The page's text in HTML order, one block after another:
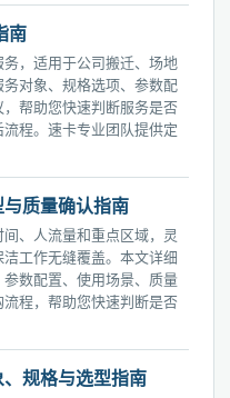
南
，适用于公司搬迁、场地
对象、规格选项、参数配
帮助您快速判断服务是否
程。速卡专业团队提供定
质量确认指南
、人流量和重点区域，灵
工作无缝覆盖。本文详细
数配置、使用场景、质量
程，帮助您快速判断是否
规格与选型指南